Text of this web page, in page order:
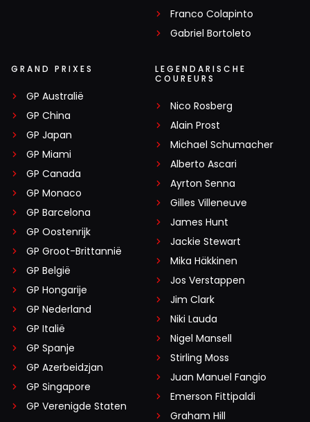
Franco Colapinto
Gabriel Bortoleto
GRAND PRIXES
GP Australië
GP China
GP Japan
GP Miami
GP Canada
GP Monaco
GP Barcelona
GP Oostenrijk
GP Groot-Brittannië
GP België
GP Hongarije
GP Nederland
GP Italië
GP Spanje
GP Azerbeidzjan
GP Singapore
GP Verenigde Staten
LEGENDARISCHE
COUREURS
Nico Rosberg
Alain Prost
Michael Schumacher
Alberto Ascari
Ayrton Senna
Gilles Villeneuve
James Hunt
Jackie Stewart
Mika Häkkinen
Jos Verstappen
Jim Clark
Niki Lauda
Nigel Mansell
Stirling Moss
Juan Manuel Fangio
Emerson Fittipaldi
Graham Hill